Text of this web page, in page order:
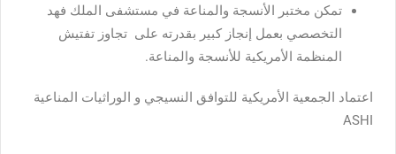
تمكن مختبر الأنسجة والمناعة في مستشفى الملك فهد
التخصصي بعمل إنجاز كبير بقدرته على تجاوز تفتيش
المنظمة الأمريكية للأنسجة والمناعة.
اعتماد الجمعية الأمريكية للتوافق النسيجي و الوراثيات المناعية
ASHI